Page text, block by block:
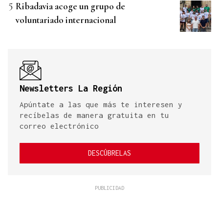
Ribadavia acoge un grupo de
voluntariado internacional
Newsletters La Región
Apúntate a las que más te interesen y
recíbelas de manera gratuita en tu
correo electrónico
DESCÚBRELAS